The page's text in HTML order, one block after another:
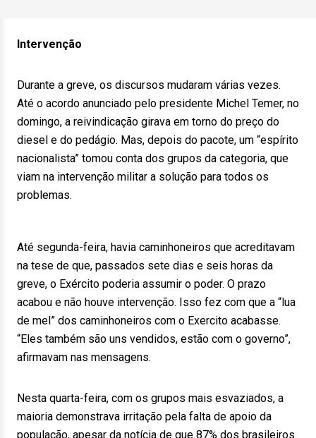
Intervenção
Durante a greve, os discursos mudaram várias vezes.
Até o acordo anunciado pelo presidente Michel Temer, no
domingo, a reivindicação girava em torno do preço do
diesel e do pedágio. Mas, depois do pacote, um “espírito
nacionalista” tomou conta dos grupos da categoria, que
viam na intervenção militar a solução para todos os
problemas.
Até segunda-feira, havia caminhoneiros que acreditavam
na tese de que, passados sete dias e seis horas da
greve, o Exército poderia assumir o poder. O prazo
acabou e não houve intervenção. Isso fez com que a “lua
de mel” dos caminhoneiros com o Exercito acabasse.
“Eles também são uns vendidos, estão com o governo”,
afirmavam nas mensagens.
Nesta quarta-feira, com os grupos mais esvaziados, a
maioria demonstrava irritação pela falta de apoio da
população, apesar da notícia de que 87% dos brasileiros